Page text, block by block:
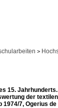
>
15.
der
7, Ogerius